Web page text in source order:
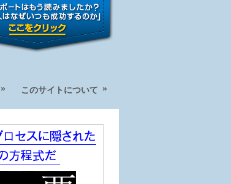
» このサイトについて »